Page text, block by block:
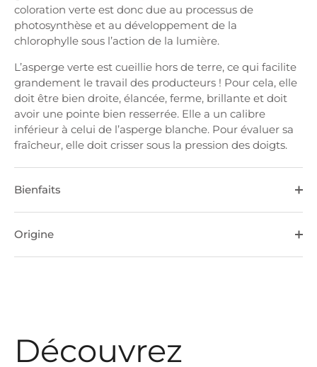
coloration verte est donc due au processus de
photosynthèse et au développement de la
chlorophylle sous l’action de la lumière.
L’asperge verte est cueillie hors de terre, ce qui facilite
grandement le travail des producteurs ! Pour cela, elle
doit être bien droite, élancée, ferme, brillante et doit
avoir une pointe bien resserrée. Elle a un calibre
inférieur à celui de l’asperge blanche. Pour évaluer sa
fraîcheur, elle doit crisser sous la pression des doigts.
Bienfaits
Origine
Découvrez